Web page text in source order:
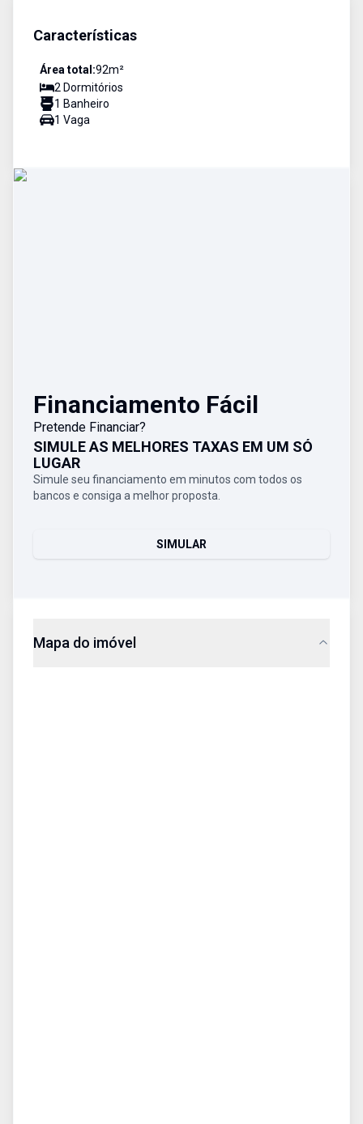
Características
Área total:92m²
2 Dormitórios
1 Banheiro
1 Vaga
Financiamento Fácil
Pretende Financiar?
SIMULE AS MELHORES TAXAS EM UM SÓ
LUGAR
Simule seu financiamento em minutos com todos os
bancos e consiga a melhor proposta.
SIMULAR
Mapa do imóvel